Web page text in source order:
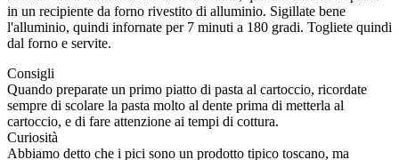
in un recipiente da forno rivestito di alluminio. Sigillate bene
l'alluminio, quindi infornate per 7 minuti a 180 gradi. Togliete quindi
dal forno e servite.
Consigli
Quando preparate un primo piatto di pasta al cartoccio, ricordate
sempre di scolare la pasta molto al dente prima di metterla al
cartoccio, e di fare attenzione ai tempi di cottura.
Curiosità
Abbiamo detto che i pici sono un prodotto tipico toscano, ma